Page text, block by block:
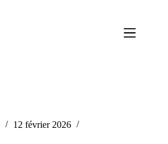
12 février 2026